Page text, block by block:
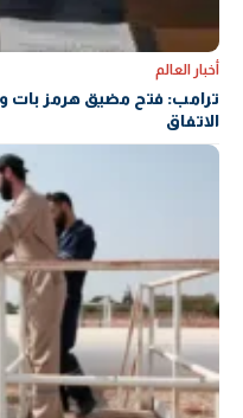
أخبار العالم
ترامب: فتح مضيق هرمز بات
الاتفاق